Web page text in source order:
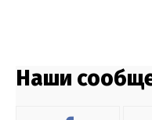
Наши